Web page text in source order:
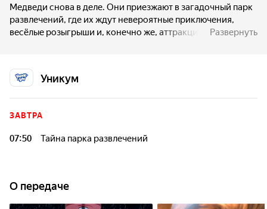
Медведи снова в деле. Они приезжают в загадочный парк
развлечений, где их ждут невероятные приключения,
весёлые розыгрыши и, конечно же, аттракционы. Медведи
Развернуть
Уникум
ЗАВТРА
07:50 Тайна парка развлечений
О передаче